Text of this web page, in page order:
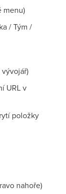
menu)
/ Tým /
URL v
položky
nahoře)